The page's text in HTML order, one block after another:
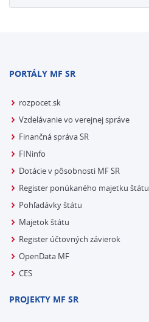
PORTÁLY MF SR
rozpocet.sk
Vzdelávanie vo verejnej správe
Finančná správa SR
FINinfo
Dotácie v pôsobnosti MF SR
Register ponúkaného majetku štátu
Pohľadávky štátu
Majetok štátu
Register účtovných závierok
OpenData MF
CES
PROJEKTY MF SR